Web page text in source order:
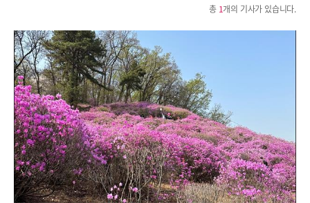
총 1개의 기사가 있습니다.